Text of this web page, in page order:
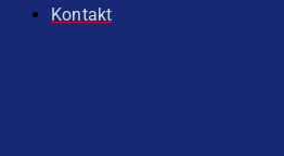
Kontakt